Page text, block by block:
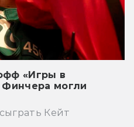
«Игры в
могли
Кейт